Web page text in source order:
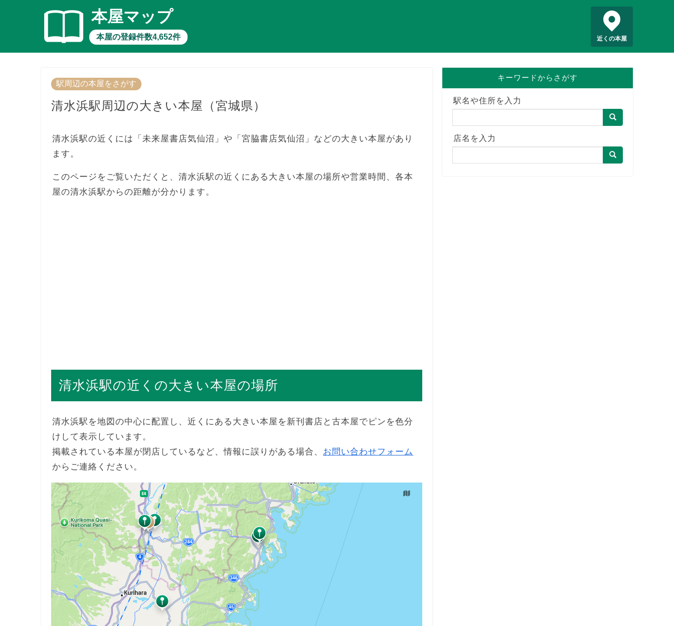
本屋マップ
本屋の登録件数4,652件 近くの本屋
駅周辺の本屋をさがす
清水浜駅周辺の大きい本屋（宮城県）
清水浜駅の近くには「未来屋書店気仙沼」や「宮脇書店気仙沼」などの大きい本屋があり
ます。
このページをご覧いただくと、清水浜駅の近くにある大きい本屋の場所や営業時間、各本
屋の清水浜駅からの距離が分かります。
清水浜駅の近くの大きい本屋の場所
清水浜駅を地図の中心に配置し、近くにある大きい本屋を新刊書店と古本屋でピンを色分
けして表示しています。
掲載されている本屋が閉店しているなど、情報に誤りがある場合、 お問い合わせフォーム
からご連絡ください。
キーワードからさがす
駅名や住所を入力
店名を入力